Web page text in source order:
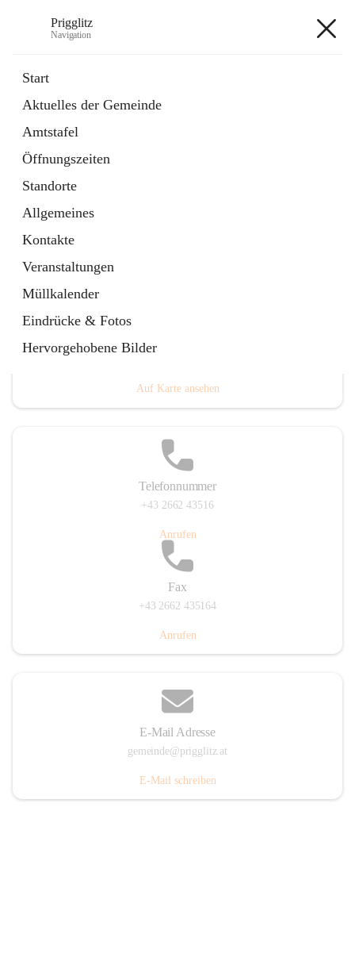
Prigglitz
Navigation
Start
Aktuelles der Gemeinde
Amtstafel
Öffnungszeiten
Standorte
Allgemeines
Kontakte
Veranstaltungen
Müllkalender
Eindrücke & Fotos
Hervorgehobene Bilder
Externe Webseite
in
Tab
Gemeindezeitung
Ordner
öffnet
in
neuem
Tab
Hauptadresse
Auf Karte ansehen
Telefonnummer
+43 2662 43516
Anrufen
Fax
+43 2662 435164
Anrufen
E-Mail Adresse
gemeinde@prigglitz.at
E-Mail schreiben